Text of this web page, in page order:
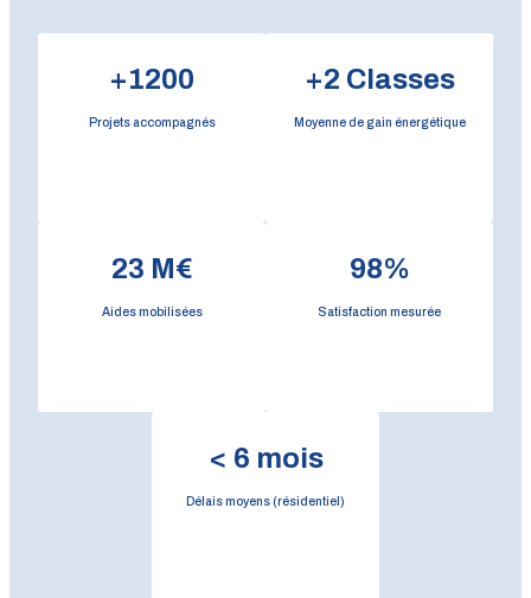
+1200
Projets accompagnés
+2Classes
Moyenne de gain énergétique
23 M€
Aides mobilisées
98%
Satisfaction mesurée
< 6 mois
Délais moyens (résidentiel)